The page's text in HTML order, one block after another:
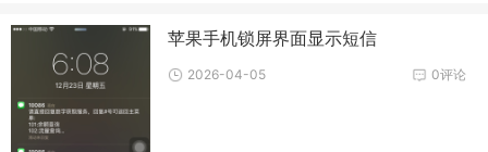
苹果手机锁屏界面显示短信
0评论
2026-04-05